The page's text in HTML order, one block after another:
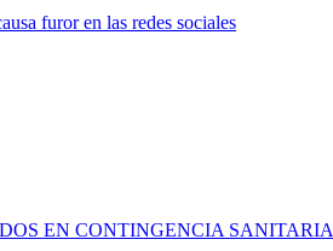
furor en las redes sociales
EN CONTINGENCIA SANITARIA